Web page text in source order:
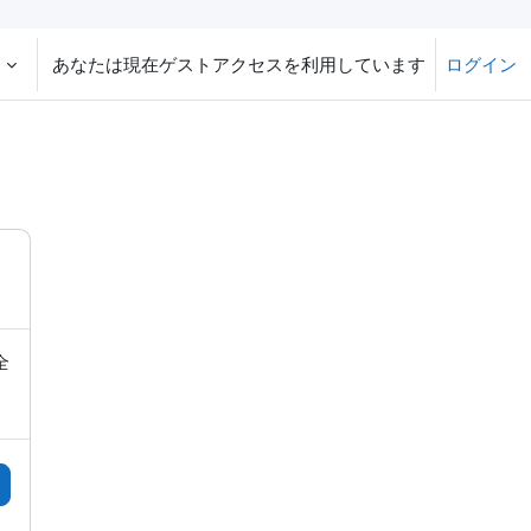
あなたは現在ゲストアクセスを利用しています ログイン